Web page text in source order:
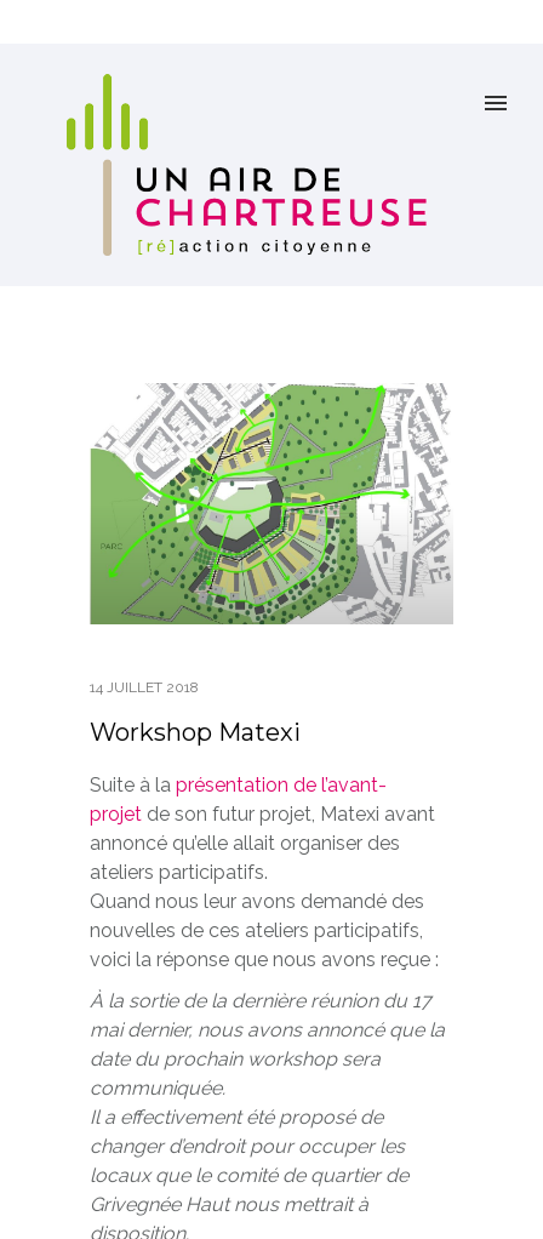
14 JUILLET 2018
Workshop Matexi
Suite à la présentation de l’avant-
projet de son futur projet, Matexi avant
annoncé qu’elle allait organiser des
ateliers participatifs.
Quand nous leur avons demandé des
nouvelles de ces ateliers participatifs,
voici la réponse que nous avons reçue :
À la sortie de la dernière réunion du 17
mai dernier, nous avons annoncé que la
date du prochain workshop sera
communiquée.
Il a effectivement été proposé de
changer d’endroit pour occuper les
locaux que le comité de quartier de
Grivegnée Haut nous mettrait à
disposition.